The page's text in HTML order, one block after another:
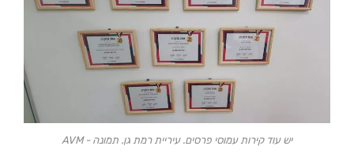
יש עוד קירות עמוסי פרסים. עיריית רמת גן. תמונה - AVM